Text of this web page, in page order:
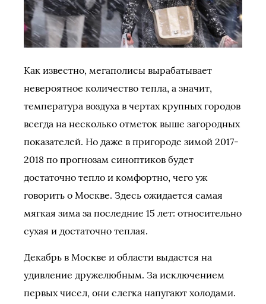
Как известно, мегаполисы вырабатывает
невероятное количество тепла, а значит,
температура воздуха в чертах крупных городов
всегда на несколько отметок выше загородных
показателей. Но даже в пригороде зимой 2017-
2018 по прогнозам синоптиков будет
достаточно тепло и комфортно, чего уж
говорить о Москве. Здесь ожидается самая
мягкая зима за последние 15 лет: относительно
сухая и достаточно теплая.
Декабрь в Москве и области выдастся на
удивление дружелюбным. За исключением
первых чисел, они слегка напугают холодами.